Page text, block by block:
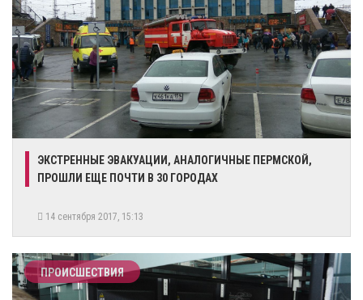
ЭКСТРЕННЫЕ ЭВАКУАЦИИ, АНАЛОГИЧНЫЕ ПЕРМСКОЙ,
ПРОШЛИ ЕЩЕ ПОЧТИ В 30 ГОРОДАХ
14 сентября 2017, 15:13
ПРОИСШЕСТВИЯ